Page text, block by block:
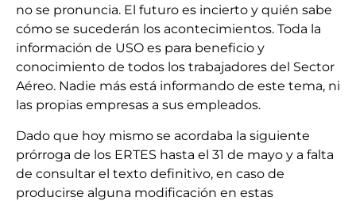
no se pronuncia. El futuro es incierto y quién sabe
cómo se sucederán los acontecimientos. Toda la
información de USO es para beneficio y
conocimiento de todos los trabajadores del Sector
Aéreo. Nadie más está informando de este tema, ni
las propias empresas a sus empleados.
Dado que hoy mismo se acordaba la siguiente
prórroga de los ERTES hasta el 31 de mayo y a falta
de consultar el texto definitivo, en caso de
producirse alguna modificación en estas